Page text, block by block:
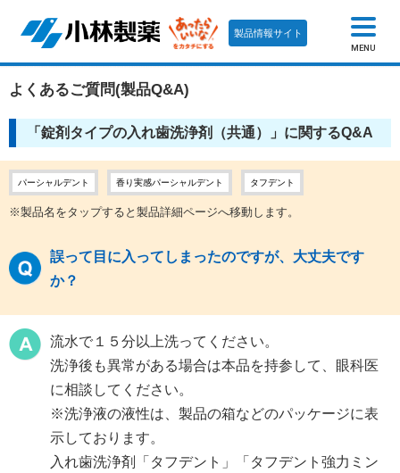
製品情報サイト
MENU
よくあるご質問(製品Q&A)
「錠剤タイプの入れ歯洗浄剤（共通）」に関するQ&A
パーシャルデント 香り実感パーシャルデント タフデント
※製品名をタップすると製品詳細ページへ移動します。
誤って目に入ってしまったのですが、大丈夫です
か？
流水で１５分以上洗ってください。
洗浄後も異常がある場合は本品を持参して、眼科医
に相談してください。
※洗浄液の液性は、製品の箱などのパッケージに表
示しております。
入れ歯洗浄剤「タフデント」「タフデント強力ミン